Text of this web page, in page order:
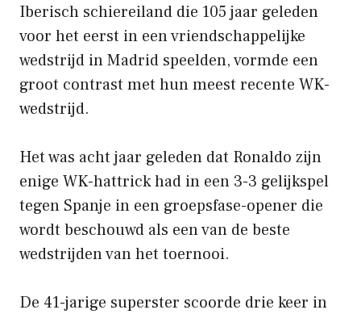
Iberisch schiereiland die 105 jaar geleden
voor het eerst in een vriendschappelijke
wedstrijd in Madrid speelden, vormde een
groot contrast met hun meest recente WK-
wedstrijd.
Het was acht jaar geleden dat Ronaldo zijn
enige WK-hattrick had in een 3-3 gelijkspel
tegen Spanje in een groepsfase-opener die
wordt beschouwd als een van de beste
wedstrijden van het toernooi.
De 41-jarige superster scoorde drie keer in